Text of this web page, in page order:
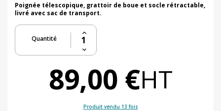
Poignée télescopique, grattoir de boue et socle rétractable,
livré avec sac de transport.
Quantité
89,00 €HT
Produit vendu 13 fois